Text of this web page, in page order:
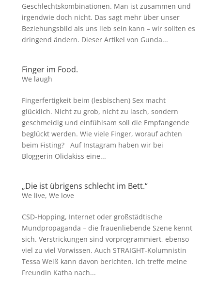
Geschlechtskombinationen. Man ist zusammen und
irgendwie doch nicht. Das sagt mehr über unser
Beziehungsbild als uns lieb sein kann – wir sollten es
dringend ändern. Dieser Artikel von Gunda...
Finger im Food.
We laugh
Fingerfertigkeit beim (lesbischen) Sex macht
glücklich. Nicht zu grob, nicht zu lasch, sondern
geschmeidig und einfühlsam soll die Empfangende
beglückt werden. Wie viele Finger, worauf achten
beim Fisting? Auf Instagram haben wir bei
Bloggerin Olidakiss eine...
„Die ist übrigens schlecht im Bett.“
We live, We love
CSD-Hopping, Internet oder großstädtische
Mundpropaganda – die frauenliebende Szene kennt
sich. Verstrickungen sind vorprogrammiert, ebenso
viel zu viel Vorwissen. Auch STRAIGHT-Kolumnistin
Tessa Weiß kann davon berichten. Ich treffe meine
Freundin Katha nach...